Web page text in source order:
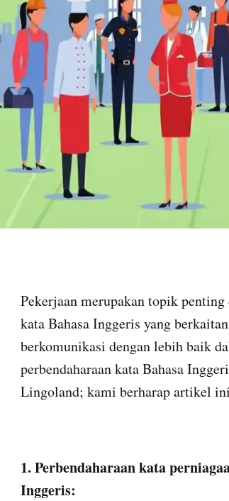
Pekerjaan merupakan topik
kata Bahasa Inggeris yang
berkomunikasi dengan lebih baik
perbendaharaan kata Bahasa
Lingoland; kami berharap artikel
1. Perbendaharaan kata
Inggeris: